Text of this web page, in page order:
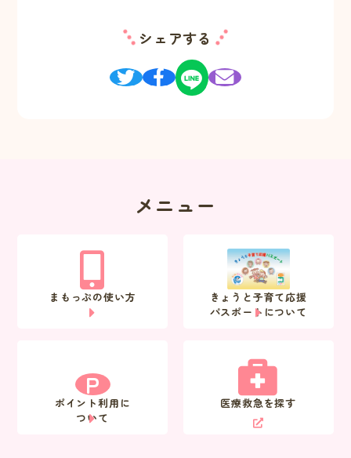
シェアする
メニュー
まもっぷの使い方
きょうと子育て応援
パスポートについて
P
ポイント利用に
ついて
医療救急を探す